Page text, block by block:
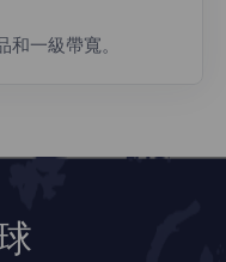
和一級帶寬。